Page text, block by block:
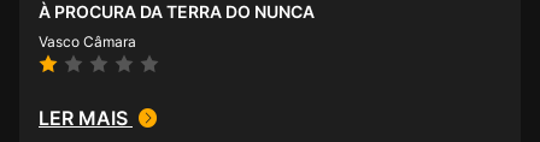
À PROCURA DA TERRA DO NUNCA
Vasco Câmara
LER MAIS